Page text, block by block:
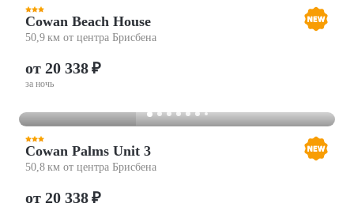
Cowan Beach House
50,9 км от центра Брисбена
от 20 338 ₽
за ночь
Cowan Palms Unit 3
50,8 км от центра Брисбена
от 20 338 ₽